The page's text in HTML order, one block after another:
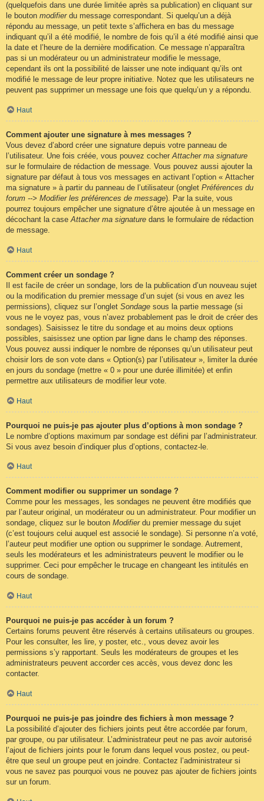
(quelquefois dans une durée limitée après sa publication) en cliquant sur
le bouton modifierdu message correspondant. Si quelqu’un a déjà
répondu au message, un petit texte s’affichera en bas du message
indiquant qu’il a été modifié, le nombre de fois qu’il a été modifié ainsi que
la date et l’heure de la dernière modification. Ce message n’apparaîtra
pas si un modérateur ou un administrateur modifie le message,
cependant ils ont la possibilité de laisser une note indiquant qu’ils ont
modifié le message de leur propre initiative. Notez que les utilisateurs ne
peuvent pas supprimer un message une fois que quelqu’un y a répondu.
Haut
Comment ajouter une signature à mes messages ?
Vous devez d’abord créer une signature depuis votre panneau de
l’utilisateur. Une fois créée, vous pouvez cocherAttacher ma signature
sur le formulaire de rédaction de message. Vous pouvez aussi ajouter la
signature par défaut à tous vos messages en activant l’option « Attacher
ma signature » à partir du panneau de l’utilisateur (onglet Préférences du
forum --> Modifier les préférences de message). Par la suite, vous
pourrez toujours empêcher une signature d’être ajoutée à un message en
décochant la caseAttacher ma signature dans le formulaire de rédaction
de message.
Haut
Comment créer un sondage ?
Il est facile de créer un sondage, lors de la publication d’un nouveau sujet
ou la modification du premier message d’un sujet (si vous en avez les
permissions), cliquez sur l’onglet Sondage sous la partie message (si
vous ne le voyez pas, vous n’avez probablement pas le droit de créer des
sondages). Saisissez le titre du sondage et au moins deux options
possibles, saisissez une option par ligne dans le champ des réponses.
Vous pouvez aussi indiquer le nombre de réponses qu’un utilisateur peut
choisir lors de son vote dans « Option(s) par l’utilisateur », limiter la durée
en jours du sondage (mettre « 0 » pour une durée illimitée) et enfin
permettre aux utilisateurs de modifier leur vote.
Haut
Pourquoi ne puis-je pas ajouter plus d’options à mon sondage ?
Le nombre d’options maximum par sondage est défini par l’administrateur.
Si vous avez besoin d’indiquer plus d’options, contactez-le.
Haut
Comment modifier ou supprimer un sondage ?
Comme pour les messages, les sondages ne peuvent être modifiés que
par l’auteur original, un modérateur ou un administrateur. Pour modifier un
sondage, cliquez sur le bouton Modifierdu premier message du sujet
(c’est toujours celui auquel est associé le sondage). Si personne n’a voté,
l’auteur peut modifier une option ou supprimer le sondage. Autrement,
seuls les modérateurs et les administrateurs peuvent le modifier ou le
supprimer. Ceci pour empêcher le trucage en changeant les intitulés en
cours de sondage.
Haut
Pourquoi ne puis-je pas accéder à un forum ?
Certains forums peuvent être réservés à certains utilisateurs ou groupes.
Pour les consulter, les lire, y poster, etc., vous devez avoir les
permissions s’y rapportant. Seuls les modérateurs de groupes et les
administrateurs peuvent accorder ces accès, vous devez donc les
contacter.
Haut
Pourquoi ne puis-je pas joindre des fichiers à mon message ?
La possibilité d’ajouter des fichiers joints peut être accordée par forum,
par groupe, ou par utilisateur. L’administrateur peut ne pas avoir autorisé
l’ajout de fichiers joints pour le forum dans lequel vous postez, ou peut-
être que seul un groupe peut en joindre. Contactez l’administrateur si
vous ne savez pas pourquoi vous ne pouvez pas ajouter de fichiers joints
sur un forum.